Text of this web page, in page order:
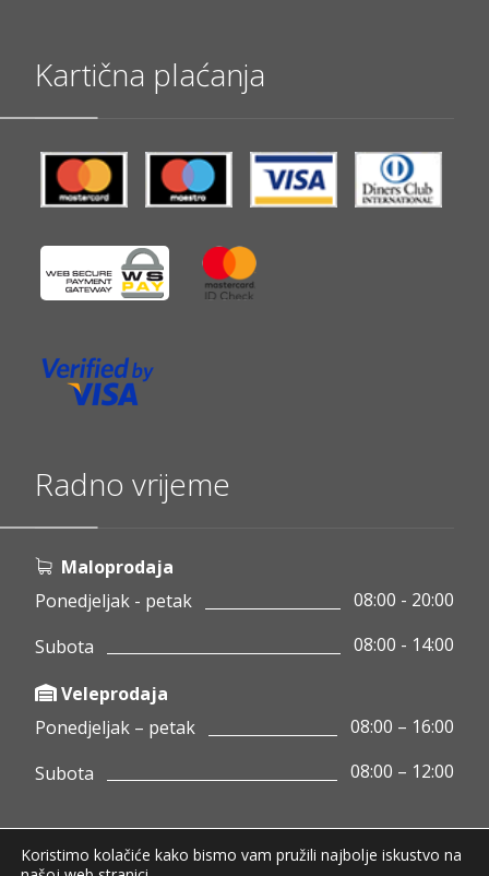
Kartična plaćanja
Radno vrijeme
Maloprodaja
Ponedjeljak - petak
08:00 - 20:00
Subota
08:00 - 14:00
Veleprodaja
Ponedjeljak – petak
08:00 – 16:00
Subota
08:00 – 12:00
Koristimo kolačiće kako bismo vam pružili najbolje iskustvo na